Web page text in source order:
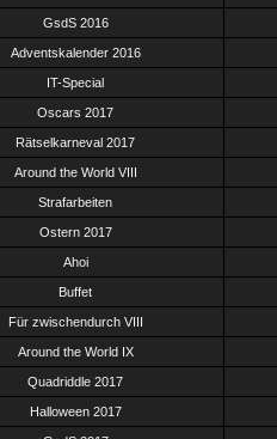
GsdS 2016
Adventskalender 2016
IT-Special
Oscars 2017
Rätselkarneval 2017
Around the World VIII
Strafarbeiten
Ostern 2017
Ahoi
Buffet
Für zwischendurch VIII
Around the World IX
Quadriddle 2017
Halloween 2017